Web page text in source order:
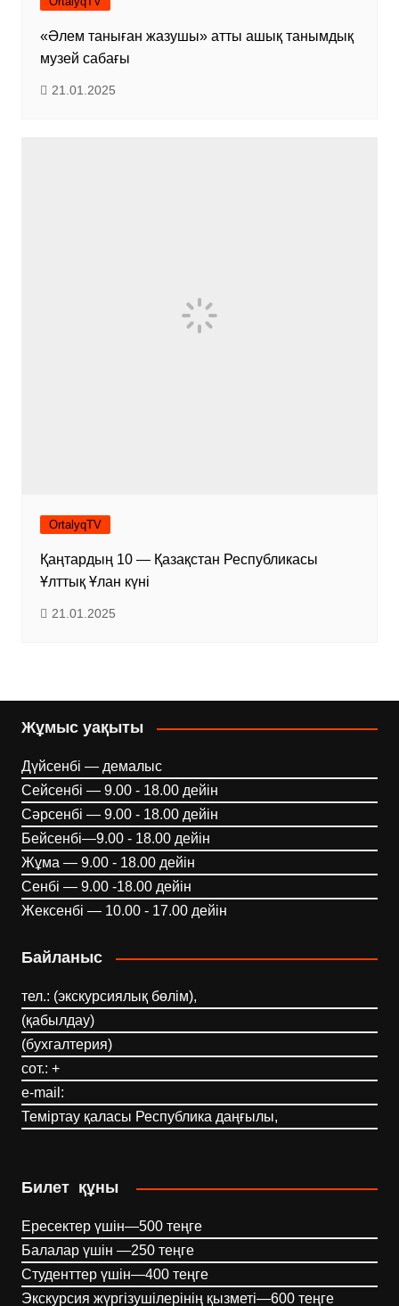
«Әлем таныған жазушы» атты ашық танымдық
музей сабағы
21.01.2025
OrtalyqTV
Қаңтардың 10 — Қазақстан Республикасы
Ұлттық Ұлан күні
21.01.2025
Жұмыс уақыты
Дүйсенбі — демалыс
Сейсенбі — 9.00 - 18.00 дейін
Сәрсенбі — 9.00 - 18.00 дейін
Бейсенбі—9.00 - 18.00 дейін
Жұма — 9.00 - 18.00 дейін
Сенбі — 9.00 -18.00 дейін
Жексенбі — 10.00 - 17.00 дейін
Байланыс
тел.: (экскурсиялық бөлім),
(қабылдау)
(бухгалтерия)
сот.: +
e-mail:
Теміртау қаласы Республика даңғылы,
Билет құны
Ересектер үшін—500 теңге
Балалар үшін —250 теңге
Студенттер үшін—400 теңге
Экскурсия жүргізушілерінің қызметі—600 теңге